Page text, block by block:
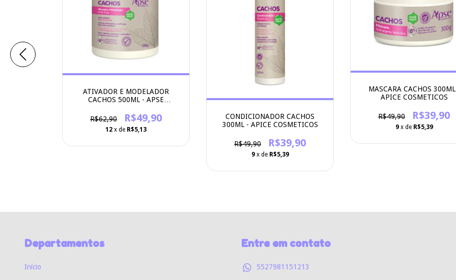
ATIVADOR E MODELADOR
CACHOS 500ML - APSE
R$62,90
R$49,90
12 x de R$5,13
CONDICIONADOR CACHOS
300ML - APICE COSMETICOS
R$49,90 R$39,90
9 x de R$5,39
MASCARA CACHOS
APICE COSMETICOS
R$49,90 R$39,90
9 x de R$5,39
Departamentos
Início
Entre em contato
5527981151213